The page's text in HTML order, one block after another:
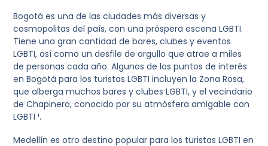
Bogotá es una de las ciudades más diversas y
cosmopolitas del país, con una próspera escena LGBTI.
Tiene una gran cantidad de bares, clubes y eventos
LGBTI, así como un desfile de orgullo que atrae a miles
de personas cada año. Algunos de los puntos de interés
en Bogotá para los turistas LGBTI incluyen la Zona Rosa,
que alberga muchos bares y clubes LGBTI, y el vecindario
de Chapinero, conocido por su atmósfera amigable con
LGBTI ¹.
Medellín es otro destino popular para los turistas LGBTI en